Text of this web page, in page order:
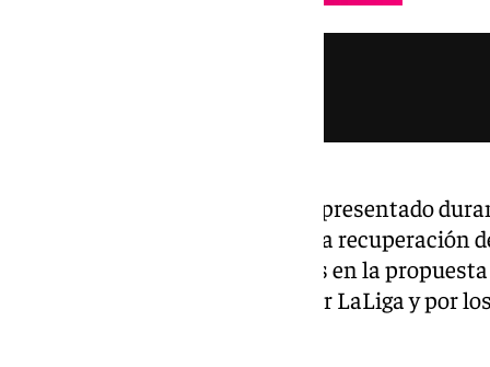
Ramos aseguró que el proyecto presentado
mejor para sentar las bases de la recuperación
las modificaciones introducidas en la
recomendaciones realizadas por LaLiga y por